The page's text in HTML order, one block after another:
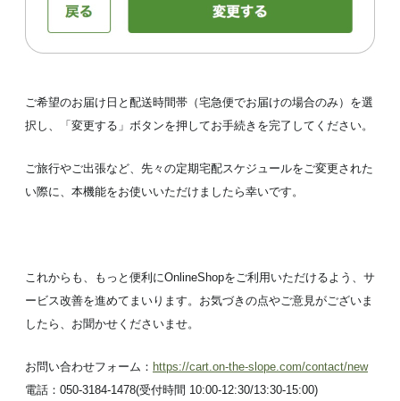
ご希望のお届け日と配送時間帯（宅急便でお届けの場合のみ）を選
択し、「変更する」ボタンを押してお手続きを完了してください。
ご旅行やご出張など、先々の定期宅配スケジュールをご変更された
い際に、本機能をお使いいただけましたら幸いです。
これからも、もっと便利にOnlineShopをご利用いただけるよう、サ
ービス改善を進めてまいります。お気づきの点やご意見がございま
したら、お聞かせくださいませ。
お問い合わせフォーム： https://cart.on-the-slope.com/contact/new
電話：050-3184-1478(受付時間 10:00-12:30/13:30-15:00)